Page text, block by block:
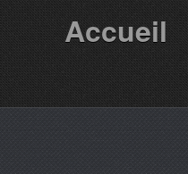
Accueil
Partenaires